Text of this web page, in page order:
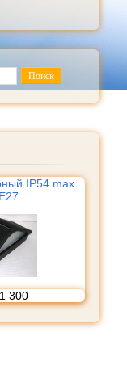
IP54 max
1 300